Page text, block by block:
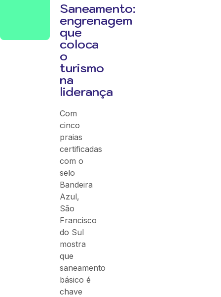
Saneamento:
engrenagem
que
coloca
o
turismo
na
liderança
Com
cinco
praias
certificadas
com o
selo
Bandeira
Azul,
São
Francisco
do Sul
mostra
que
saneamento
básico é
chave